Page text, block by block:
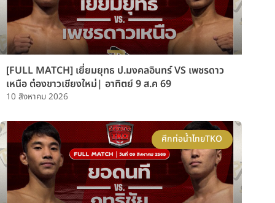
[FULL MATCH] เยี่ยมยุทธ ป.มงคลอินทร์ VS เพชรดาว
เหนือ ต๋องขาวเชียงใหม่| อาทิตย์ 9 ส.ค 69
10 สิงหาคม 2026
ศึกท่อน้ำไทยTKO